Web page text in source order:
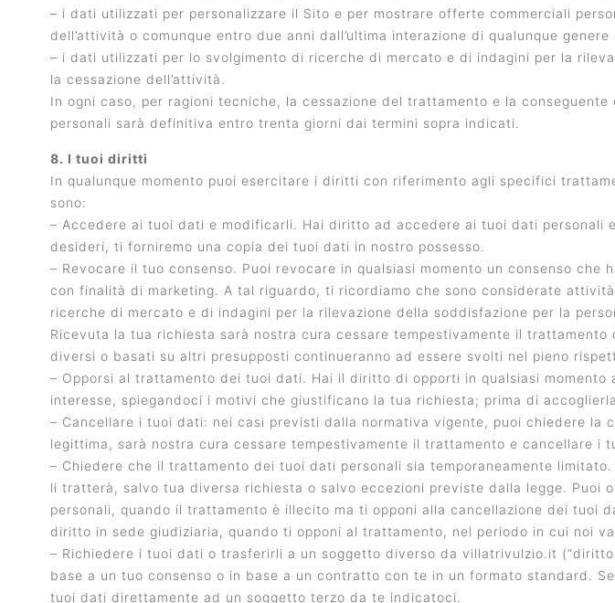
– i dati utilizzati per personalizzare il Sito e per mostrare offerte commerciali
dell’attività o comunque entro due anni dall’ultima interazione di qualunque
– i dati utilizzati per lo svolgimento di ricerche di mercato e di indagini per la
la cessazione dell’attività.
In ogni caso, per ragioni tecniche, la cessazione del trattamento e la
personali sarà definitiva entro trenta giorni dai termini sopra indicati.
8. I tuoi diritti
In qualunque momento puoi esercitare i diritti con riferimento agli specifici
sono:
– Accedere ai tuoi dati e modificarli. Hai diritto ad accedere ai tuoi dati
desideri, ti forniremo una copia dei tuoi dati in nostro possesso.
– Revocare il tuo consenso. Puoi revocare in qualsiasi momento un consenso
con finalità di marketing. A tal riguardo, ti ricordiamo che sono considerate
ricerche di mercato e di indagini per la rilevazione della soddisfazione per la
Ricevuta la tua richiesta sarà nostra cura cessare tempestivamente il
diversi o basati su altri presupposti continueranno ad essere svolti nel pieno
– Opporsi al trattamento dei tuoi dati. Hai il diritto di opporti in qualsiasi
interesse, spiegandoci i motivi che giustificano la tua richiesta; prima di
– Cancellare i tuoi dati: nei casi previsti dalla normativa vigente, puoi chiedere
legittima, sarà nostra cura cessare tempestivamente il trattamento e cancellare i
– Chiedere che il trattamento dei tuoi dati personali sia temporaneamente
li tratterà, salvo tua diversa richiesta o salvo eccezioni previste dalla legge.
personali, quando il trattamento è illecito ma ti opponi alla cancellazione dei tuoi
diritto in sede giudiziaria, quando ti opponi al trattamento, nel periodo in cui noi
– Richiedere i tuoi dati o trasferirli a un soggetto diverso da villatrivulzio.it
base a un tuo consenso o in base a un contratto con te in un formato standard.
tuoi dati direttamente ad un soggetto terzo da te indicatoci.